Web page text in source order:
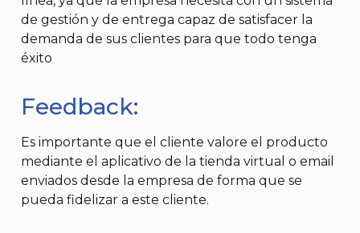
de gestión y de entrega capaz de satisfacer la
demanda de sus clientes para que todo tenga
éxito
Feedback:
Es importante que el cliente valore el producto
mediante el aplicativo de la tienda virtual o email
enviados desde la empresa de forma que se
pueda fidelizar a este cliente.